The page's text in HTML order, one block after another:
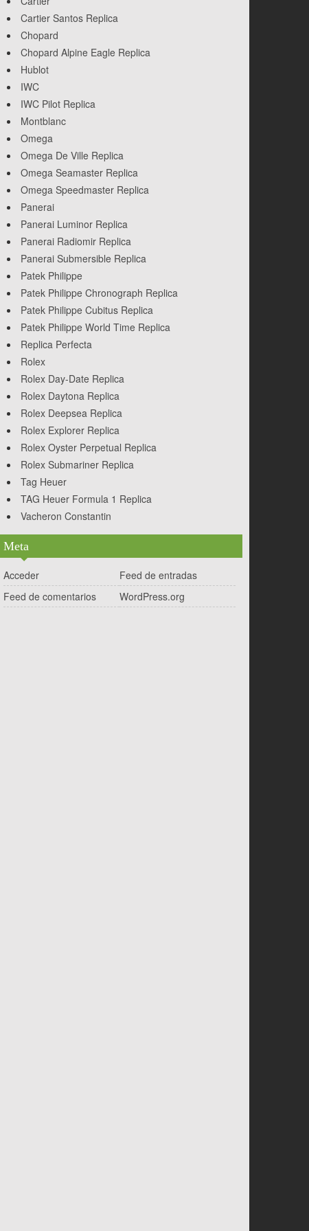
Cartier Santos Replica
Chopard
Chopard Alpine Eagle Replica
Hublot
IWC
IWC Pilot Replica
Montblanc
Omega
Omega De Ville Replica
Omega Seamaster Replica
Omega Speedmaster Replica
Panerai
Panerai Luminor Replica
Panerai Radiomir Replica
Panerai Submersible Replica
Patek Philippe
Patek Philippe Chronograph Replica
Patek Philippe Cubitus Replica
Patek Philippe World Time Replica
Replica Perfecta
Rolex
Rolex Day-Date Replica
Rolex Daytona Replica
Rolex Deepsea Replica
Rolex Explorer Replica
Rolex Oyster Perpetual Replica
Rolex Submariner Replica
Tag Heuer
TAG Heuer Formula 1 Replica
Vacheron Constantin
Meta
Acceder
Feed de entradas
Feed de comentarios
WordPress.org